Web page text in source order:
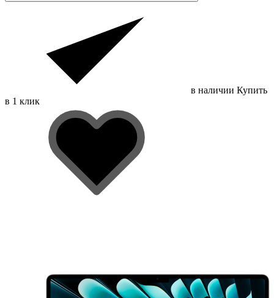
в наличии Купить
в 1 клик